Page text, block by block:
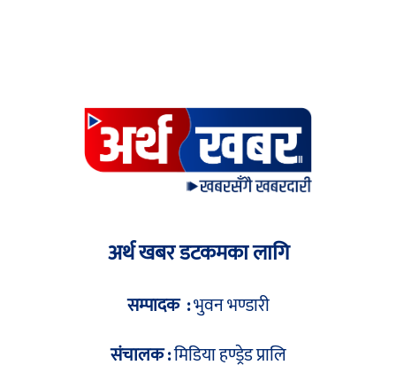
अर्थ खबर डटकमका लागि
सम्पादक :भुवन भण्डारी
संचालक :मिडिया हण्ड्रेड प्रालि